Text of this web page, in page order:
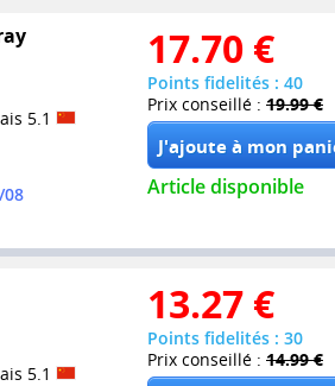
5.1
08
17.70 €
Points fidelités : 40
Prix conseillé : 19.99 €
Article disponible
5.1
13.27 €
Points fidelités : 30
Prix conseillé : 14.99 €